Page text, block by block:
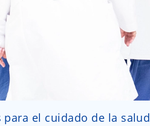
para el cuidado de la salud